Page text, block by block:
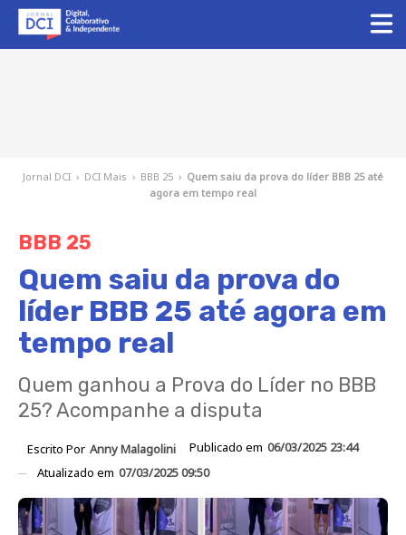
Jornal DCI › DCI Mais › BBB 25 › Quem saiu da prova do líder BBB 25 até
agora em tempo real
BBB 25
Quem saiu da prova do
líder BBB 25 até agora em
tempo real
Quem ganhou a Prova do Líder no BBB
25? Acompanhe a disputa
Escrito Por Anny Malagolini Publicado em 06/03/2025 23:44
Atualizado em 07/03/2025 09:50